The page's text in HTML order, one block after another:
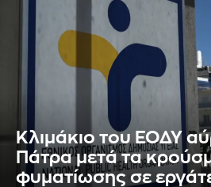
Κλιμάκιο του ΕΟΔΥ
Πάτρα μετά τα
φυματίωσης σε